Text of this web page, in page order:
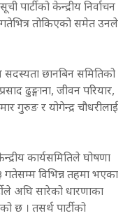
पार्टीको केन्द्रीय निर्वाचन
तोकिएको समेत उनले
छानबिन समितिको
ढुङ्गाना, जीवन परियार,
गुरुङ र योगेन्द्र चौधरीलाई
कार्यसमितिले घोषणा
विभिन्न तहमा भएका
अघि सारेको धारणाका
छ । तसर्थ पार्टीको